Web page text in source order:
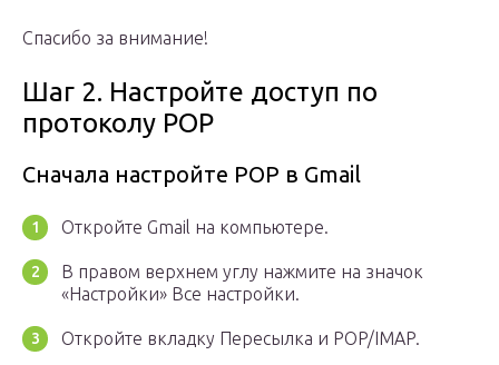
Спасибо за внимание!
Шаг 2. Настройте доступ по
протоколу POP
Сначала настройте POP в Gmail
Откройте Gmail на компьютере.
В правом верхнем углу нажмите на значок
«Настройки» Все настройки.
Откройте вкладку Пересылка и POP/IMAP.